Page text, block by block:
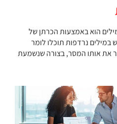
הוא באמצעות הכרתן של
במילים נרדפות תוכלו לומר
את אותו המסר, בצורה שנשמעת